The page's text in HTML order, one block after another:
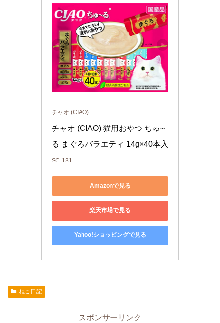
チャオ (CIAO)
チャオ (CIAO) 猫用おやつ ちゅ~
る まぐろバラエティ 14g×40本入
SC-131
Amazonで見る
楽天市場で見る
Yahoo!ショッピングで見る
ねこ日記
スポンサーリンク